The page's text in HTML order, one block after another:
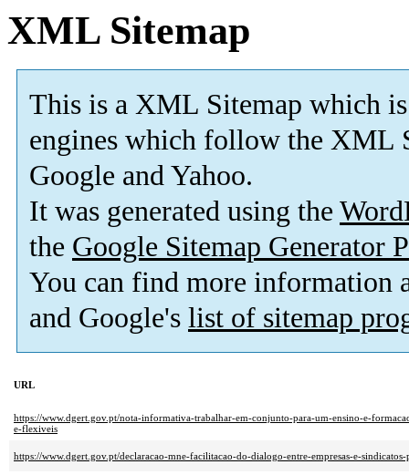
XML Sitemap
This is a XML Sitemap which is
engines which follow the XML
Google and Yahoo.
It was generated using the
the Google Sitemap Generator
You can find more information
and Google's list of sitemap
URL
https://www.dgert.gov.pt/nota-informativa-trabalhar-em-conjunto-para-um-ensino-e-
e-flexiveis
https://www.dgert.gov.pt/declaracao-mne-facilitacao-do-dialogo-entre-empresas-e-